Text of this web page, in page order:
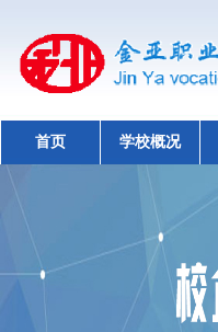
首页 学校概况